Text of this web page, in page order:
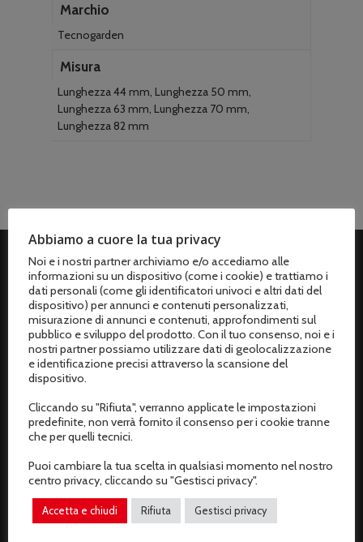
Marchio
Tecnogarden
Misura
Lunghezza 44 mm, Lunghezza 50 mm,
Lunghezza 63 mm, Lunghezza 70 mm,
Lunghezza 82 mm
ASSISTENZA CLIENTI
Spedizioni
Metodi di pagamento
Termini e condizioni di vendita
Resi e rimborsi
Recesso dal contratto
AREA CLIENTI
Il mio profilo
Abbiamo a cuore la tua privacy
Noi e i nostri partner archiviamo e/o accediamo alle
informazioni su un dispositivo (come i cookie) e trattiamo i
dati personali (come gli identificatori univoci e altri dati del
dispositivo) per annunci e contenuti personalizzati,
misurazione di annunci e contenuti, approfondimenti sul
pubblico e sviluppo del prodotto. Con il tuo consenso, noi e i
nostri partner possiamo utilizzare dati di geolocalizzazione
e identificazione precisi attraverso la scansione del
dispositivo.
Cliccando su "Rifiuta", verranno applicate le impostazioni
predefinite, non verrà fornito il consenso per i cookie tranne
che per quelli tecnici.
Puoi cambiare la tua scelta in qualsiasi momento nel nostro
centro privacy, cliccando su "Gestisci privacy".
Accetta e chiudi Rifiuta Gestisci privacy